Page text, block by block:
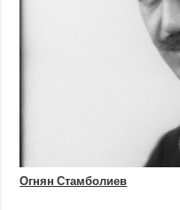
Огнян Стамболиев